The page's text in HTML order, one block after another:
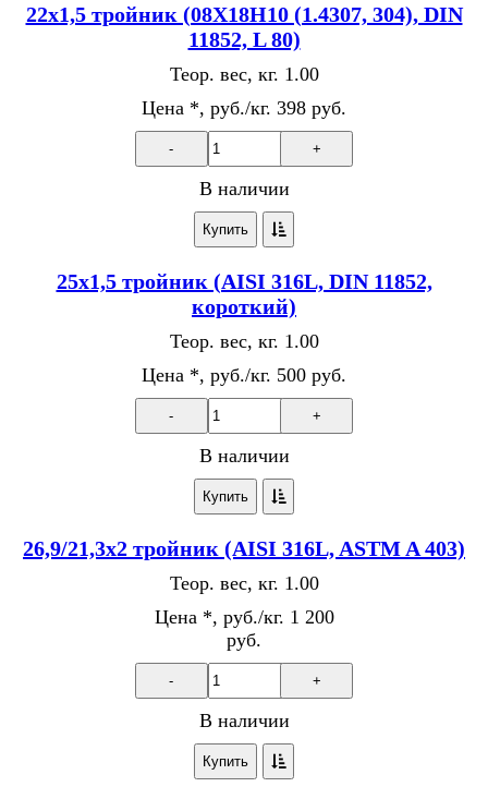
22х1,5 тройник (08Х18Н10 (1.4307, 304), DIN
11852, L 80)
Теор. вес, кг. 1.00
Цена *, руб./кг. 398 руб.
- +
В наличии
Купить
25х1,5 тройник (AISI 316L, DIN 11852,
короткий)
Теор. вес, кг. 1.00
Цена *, руб./кг. 500 руб.
- +
В наличии
Купить
26,9/21,3х2 тройник (AISI 316L, ASTM A 403)
Теор. вес, кг. 1.00
Цена *, руб./кг. 1 200
руб.
- +
В наличии
Купить